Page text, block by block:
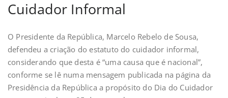
Cuidador Informal
O Presidente da República, Marcelo Rebelo de Sousa,
defendeu a criação do estatuto do cuidador informal,
considerando que desta é “uma causa que é nacional”,
conforme se lê numa mensagem publicada na página da
Presidência da República a propósito do Dia do Cuidador